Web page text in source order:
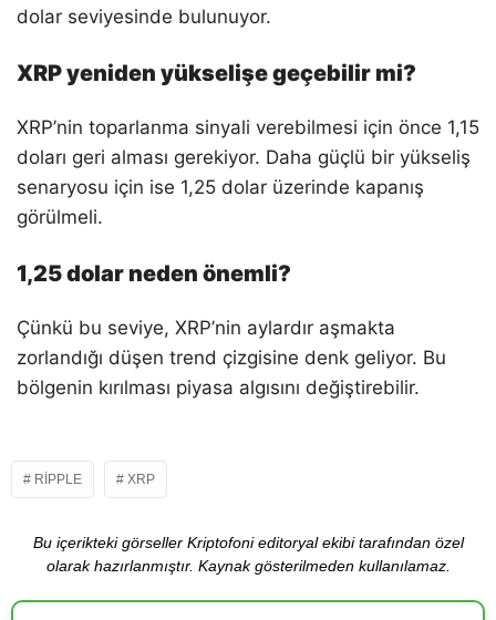
dolar seviyesinde bulunuyor.
XRP yeniden yükselişe geçebilir mi?
XRP’nin toparlanma sinyali verebilmesi için önce 1,15
doları geri alması gerekiyor. Daha güçlü bir yükseliş
senaryosu için ise 1,25 dolar üzerinde kapanış
görülmeli.
1,25 dolar neden önemli?
Çünkü bu seviye, XRP’nin aylardır aşmakta
zorlandığı düşen trend çizgisine denk geliyor. Bu
bölgenin kırılması piyasa algısını değiştirebilir.
RIPPLE XRP
Bu içerikteki görseller Kriptofoni editoryal ekibi tarafından özel
olarak hazırlanmıştır. Kaynak gösterilmeden kullanılamaz.